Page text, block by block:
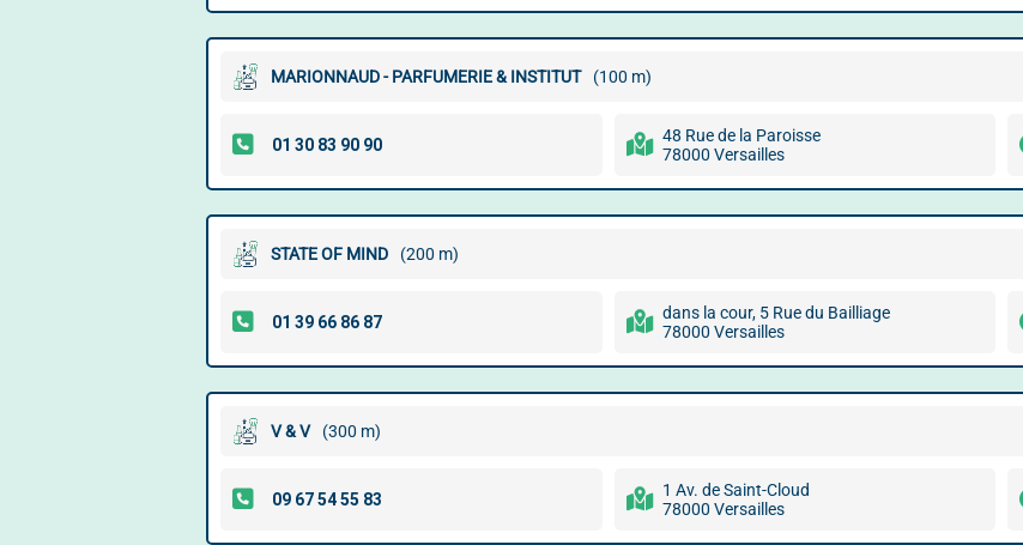
MARIONNAUD - PARFUMERIE & INSTITUT (100 m)
48 Rue de la Paroisse
78000 Versailles
STATE OF MIND (200 m)
dans la cour, 5 Rue du Bailliage
78000 Versailles
V & V (300 m)
1 Av. de Saint-Cloud
78000 Versailles